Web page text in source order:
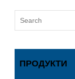
ПРОДУКТИ